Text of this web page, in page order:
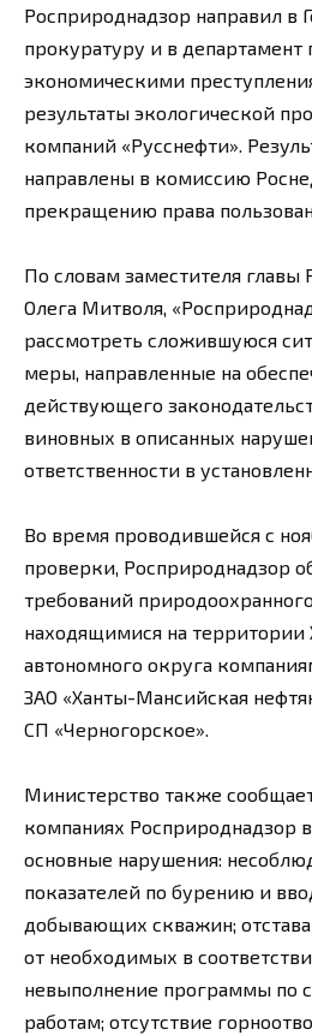
Росприроднадзор направил в
прокуратуру и в департамент
экономическими
результаты экологической
компаний «Русснефти».
направлены в комиссию
прекращению права
По словам заместителя главы
Олега Митволя,
рассмотреть сложившуюся
меры, направленные на
действующего
виновных в описанных
ответственности в
Во время проводившейся с
проверки, Росприроднадзор
требований
находящимися на
автономного округа
ЗАО «Ханты-Мансийская
СП «Черногорское».
Министерство также
компаниях Росприроднадзор
основные нарушения:
показателей по бурению и
добывающих скважин;
от необходимых в
невыполнение программы по
работам; отсутствие